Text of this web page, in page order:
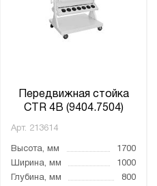
Передвижная стойка
CTR 4B (9404.7504)
Арт. 213614
Высота, мм
1700
Ширина, мм
1000
Глубина, мм
800
7
8
11
15